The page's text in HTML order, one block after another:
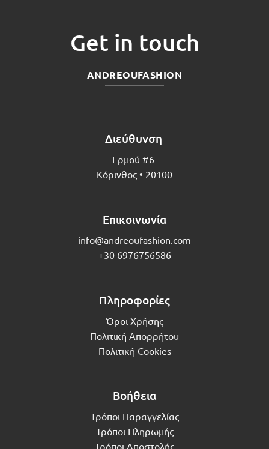
Get in touch
ANDREOUFASHION
Διεύθυνση
Ερμού #6
Κόρινθος • 20100
Επικοινωνία
info@andreoufashion.com
+30 6976756586
Πληροφορίες
Όροι Χρήσης
Πολιτική Απορρήτου
Πολιτική Cookies
Βοήθεια
Τρόποι Παραγγελίας
Τρόποι Πληρωμής
Τρόποι Αποστολής